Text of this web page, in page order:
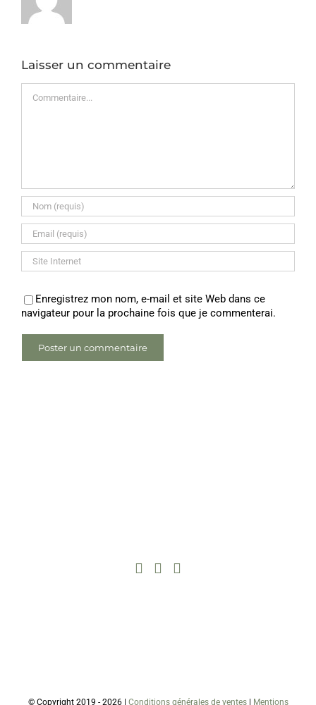
Laisser un commentaire
Enregistrez mon nom, e-mail et site Web dans ce
navigateur pour la prochaine fois que je commenterai.
© Copyright 2019 - 2026 | Conditions générales de ventes| Mentions